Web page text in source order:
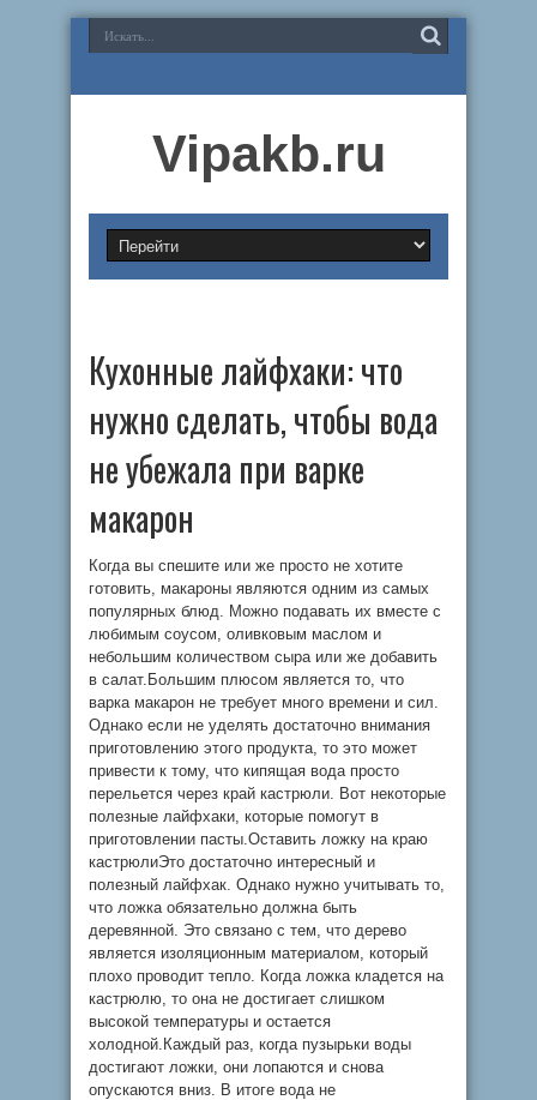
Vipakb.ru
Кухонные лайфхаки: что
нужно сделать, чтобы вода
не убежала при варке
макарон
Когда вы спешите или же просто не хотите
готовить, макароны являются одним из самых
популярных блюд. Можно подавать их вместе с
любимым соусом, оливковым маслом и
небольшим количеством сыра или же добавить
в салат.Большим плюсом является то, что
варка макарон не требует много времени и сил.
Однако если не уделять достаточно внимания
приготовлению этого продукта, то это может
привести к тому, что кипящая вода просто
перельется через край кастрюли. Вот некоторые
полезные лайфхаки, которые помогут в
приготовлении пасты.Оставить ложку на краю
кастрюлиЭто достаточно интересный и
полезный лайфхак. Однако нужно учитывать то,
что ложка обязательно должна быть
деревянной. Это связано с тем, что дерево
является изоляционным материалом, который
плохо проводит тепло. Когда ложка кладется на
кастрюлю, то она не достигает слишком
высокой температуры и остается
холодной.Каждый раз, когда пузырьки воды
достигают ложки, они лопаются и снова
опускаются вниз. В итоге вода не